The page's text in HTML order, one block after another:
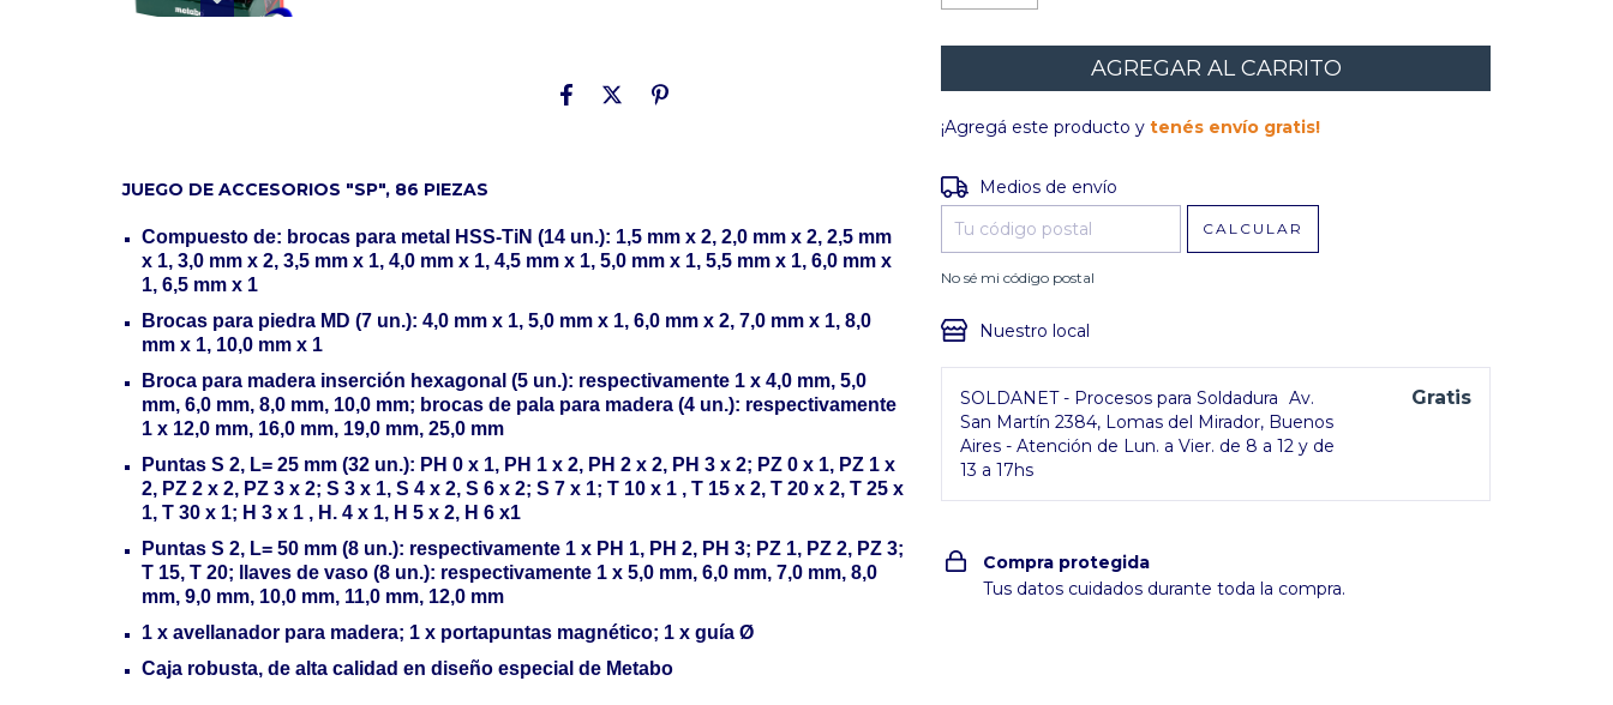
JUEGO DE ACCESORIOS "SP", 86 PIEZAS
Compuesto de: brocas para metal HSS-TiN (14 un.): 1,5 mm x 2, 2,0 mm x 2, 2,5 mm
x 1, 3,0 mm x 2, 3,5 mm x 1, 4,0 mm x 1, 4,5 mm x 1, 5,0 mm x 1, 5,5 mm x 1, 6,0 mm x
1, 6,5 mm x 1
Brocas para piedra MD (7 un.): 4,0 mm x 1, 5,0 mm x 1, 6,0 mm x 2, 7,0 mm x 1, 8,0
mm x 1, 10,0 mm x 1
Broca para madera inserción hexagonal (5 un.): respectivamente 1 x 4,0 mm, 5,0
mm, 6,0 mm, 8,0 mm, 10,0 mm; brocas de pala para madera (4 un.): respectivamente
1 x 12,0 mm, 16,0 mm, 19,0 mm, 25,0 mm
Puntas S 2, L= 25 mm (32 un.): PH 0 x 1, PH 1 x 2, PH 2 x 2, PH 3 x 2; PZ 0 x 1, PZ 1 x
2, PZ 2 x 2, PZ 3 x 2; S 3 x 1, S 4 x 2, S 6 x 2; S 7 x 1; T 10 x 1 , T 15 x 2, T 20 x 2, T 25 x
1, T 30 x 1; H 3 x 1 , H. 4 x 1, H 5 x 2, H 6 x1
Puntas S 2, L= 50 mm (8 un.): respectivamente 1 x PH 1, PH 2, PH 3; PZ 1, PZ 2, PZ 3;
T 15, T 20; llaves de vaso (8 un.): respectivamente 1 x 5,0 mm, 6,0 mm, 7,0 mm, 8,0
mm, 9,0 mm, 10,0 mm, 11,0 mm, 12,0 mm
1 x avellanador para madera; 1 x portapuntas magnético; 1 x guía Ø
Caja robusta, de alta calidad en diseño especial de Metabo
¡Agregá este producto ytenés envío gratis!
Entregas para el CP:
Medios de envío
CALCULAR
No sé mi código postal
Nuestro local
SOLDANET - Procesos para Soldadura Av.
San Martín 2384, Lomas del Mirador, Buenos
Aires - Atención de Lun. a Vier. de 8 a 12 y de
13 a 17hs
Gratis
Compra protegida
Tus datos cuidados durante toda la compra.